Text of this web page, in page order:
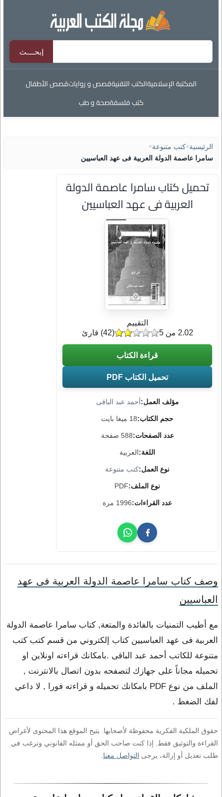
المكتبة الإسلاميةالكتب التقنيةقصص و رواياتقصص الأطفال
كتب فلسفةصحة و طب
الرئيسية>كتب متنوعة>
سامرا عاصمة الدولة العربية فى عهد العباسيين
تحميل كتاب سامرا عاصمة الدولة
العربية فى عهد العباسيين
مؤلف العمل:أحمد عبد الباقى
حجم الكتاب:18 ميغا بايت
عدد الصفحات:588 صفحة
اللغة:العربية
نوع العمل:كتب متنوعة
نوع الملف:PDF
عدد القراءات:1996 مرة
التقييم
(
42) قارئ 2.02 من 5
قراءة الكتاب
تحميل الكتاب PDF
وصف كتاب سامرا عاصمة الدولة العربية فى عهد
العباسيين
مع أطيب التمنيات بالفائدة والمتعة, كتاب سامرا عاصمة الدولة
العربية فى عهد العباسيين كتاب إلكتروني من قسم كتب كتب
متنوعة للكاتب أحمد عبد الباقى .بامكانك قراءته اونلاين او
تحميله مجاناً على جهازك لتصفحه بدون اتصال بالانترنت ,
الملف من نوع PDF بامكانك تحميله و قراءته فورا , لا داعي
لفك الضغط .
حقوق الملكية الفكرية محفوظة لأصحابها. يتيح الموقع هذا المحتوى لأغراض
القراءة والتوثيق فقط. إذا كنت صاحب الحق أو ممثله القانوني وترغب في
طلب تعديل أو إزالة، يرجى التواصل معنا